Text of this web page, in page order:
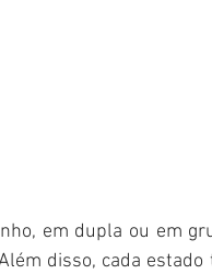
em dupla ou em
disso, cada estado